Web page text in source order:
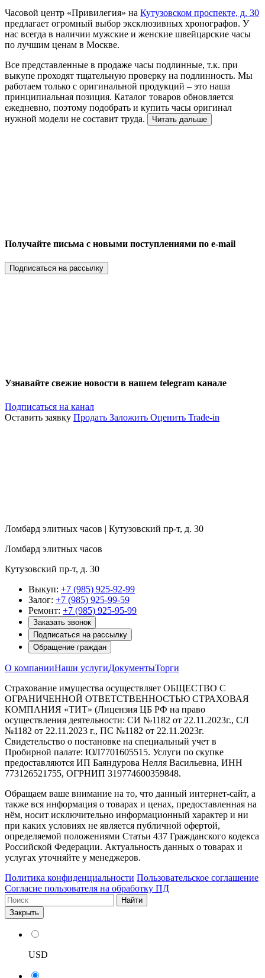
Часовой центр «Привилегия» на Кутузовском проспекте, д. 30
предлагает огромный выбор эксклюзивных хронографов. У
нас всегда в наличии мужские и женские швейцарские часы
по лучшим ценам в Москве.
Все представленные в продаже часы подлинные, т.к. при
выкупе проходят тщательную проверку на подлинность. Мы
работаем только с оригинальной продукций – это наша
принципиальная позиция. Каталог товаров обновляется
ежедневно, поэтому подобрать и купить часы оригинал
нужной модели не составит труда.
Читать дальше
Получайте письма с новыми поступлениями по e-mail
Подписаться на рассылку
Узнавайте свежие новости в нашем telegram канале
Подписаться на канал
Оставить заявку Продать Заложить Оценить Trade-in
Ломбард элитных часов | Кутузовский пр-т, д. 30
Ломбард элитных часов
Кутузовский пр-т, д. 30
Выкуп: +7 (985) 925-92-99
Залог: +7 (985) 925-99-59
Ремонт: +7 (985) 925-95-99
Заказать звонок
Подписаться на рассылку
Обращение граждан
О компанииНаши услугиДокументыТорги
Страхование имущества осуществляет ОБЩЕСТВО С
ОГРАНИЧЕННОЙ ОТВЕТСТВЕННОСТЬЮ СТРАХОВАЯ
КОМПАНИЯ «ТИТ» (Лицензия ЦБ РФ на право
осуществления деятельности: СИ №1182 от 22.11.2023г., СЛ
№1182 от 22.11.2023 г., ПС №1182 от 22.11.2023г.
Свидетельство о постановке на специальный учет в
Пробирной палате: ЮЛ7701605515. Услуги по скупке
предоставляются ИП Баяндурова Нелля Васильевна, ИНН
773126521755, ОГРНИП 319774600359848.
Обращаем ваше внимание на то, что данный интернет-сайт, а
также вся информация о товарах и ценах, предоставленная на
нём, носит исключительно информационный характер и ни
при каких условиях не является публичной офертой,
определяемой положениями Статьи 437 Гражданского кодекса
Российской Федерации. Актуальность данных о товарах и
услугах уточняйте у менеджеров.
Политика конфиденциальности Пользовательское соглашение
Согласие пользователя на обработку ПД
Найти
Закрыть
USD